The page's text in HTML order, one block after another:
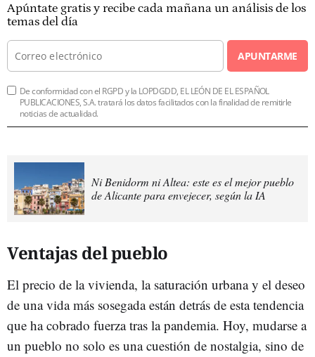
Apúntate gratis y recibe cada mañana un análisis de los
temas del día
APUNTARME
De conformidad con el RGPD y la LOPDGDD, EL LEÓN DE EL ESPAÑOL
PUBLICACIONES, S.A. tratará los datos facilitados con la finalidad de remitirle
noticias de actualidad.
Ni Benidorm ni Altea: este es el mejor pueblo
de Alicante para envejecer, según la IA
Ventajas del pueblo
El precio de la vivienda, la saturación urbana y el deseo
de una vida más sosegada están detrás de esta tendencia
que ha cobrado fuerza tras la pandemia. Hoy, mudarse a
un pueblo no solo es una cuestión de nostalgia, sino de